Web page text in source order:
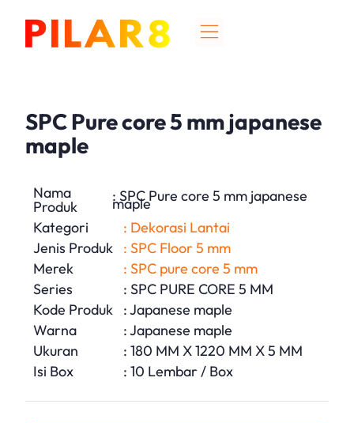
SPC Pure core 5 mm japanese
maple
Nama
Produk
: SPC Pure core 5 mm japanese
maple
Kategori
: Dekorasi Lantai
Jenis Produk
: SPC Floor 5 mm
Merek
: SPC pure core 5 mm
Series
: SPC PURE CORE 5 MM
Kode Produk
: Japanese maple
Warna
: Japanese maple
Ukuran
: 180 MM X 1220 MM X 5 MM
Isi Box
: 10 Lembar / Box